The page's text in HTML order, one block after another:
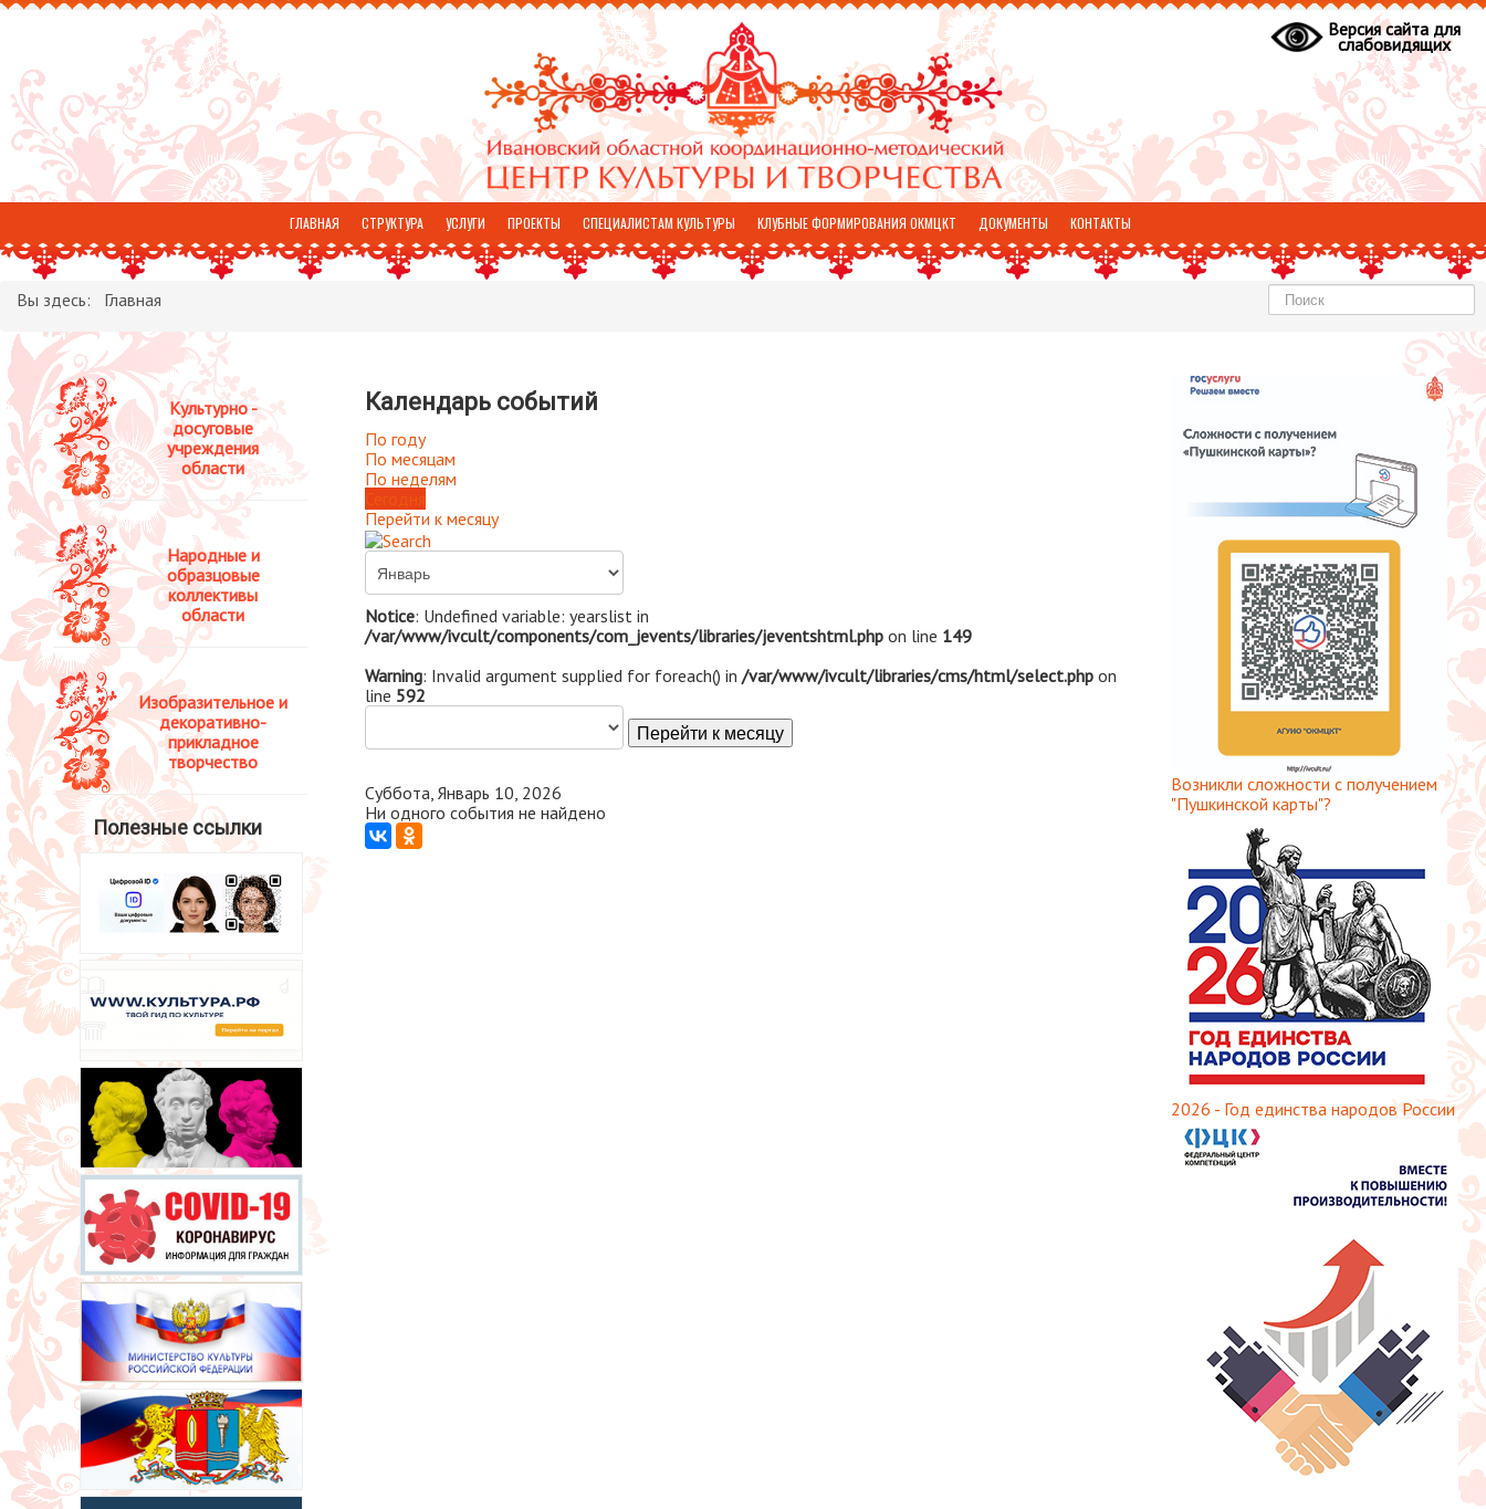
Версия сайта для
слабовидящих
ГЛАВНАЯ СТРУКТУРА УСЛУГИ ПРОЕКТЫ СПЕЦИАЛИСТАМ КУЛЬТУРЫ КЛУБНЫЕ ФОРМИРОВАНИЯ ОКМЦКТ ДОКУМЕНТЫ КОНТАКТЫ
ОТЗЫВЫ
Вы здесь: Главная Найти
Культурно -
досуговые
учреждения
области
Народные и
образцовые
коллективы
области
Изобразительное и
декоративно-
прикладное
творчество
Полезные ссылки
Календарь событий
По году
По месяцам
По неделям
Перейти к месяцу
Notice: Undefined variable: yearslist in
/var/www/ivcult/components/com_jevents/libraries/jeventshtml.php on line 149
Warning: Invalid argument supplied for foreach() in /var/www/ivcult/libraries/cms/html/select.php on
line 592
Перейти к месяцу
Суббота, Январь 10, 2026
Ни одного события не найдено
Возникли сложности с получением
"Пушкинской карты"?
2026 - Год единства народов России